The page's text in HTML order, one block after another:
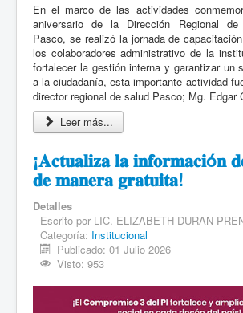
En el marco de las actividades
aniversario de la Dirección Regional de
Pasco, se realizó la jornada de
los colaboradores administrativo de la
fortalecer la gestión interna y garantizar un
a la ciudadanía, esta importante actividad
director regional de salud Pasco; Mg. Edgar
Leer más...
¡𝐀𝐜𝐭𝐮𝐚𝐥𝐢𝐳𝐚 𝐥𝐚 𝐢𝐧𝐟𝐨𝐫𝐦𝐚𝐜𝐢ó𝐧
𝐝𝐞 𝐦𝐚𝐧𝐞𝐫𝐚 𝐠𝐫𝐚𝐭𝐮𝐢𝐭𝐚!
Detalles
Escrito por LIC. ELIZABETH DURAN
Categoría: Institucional
Publicado: 01 Julio 2026
Visto: 953